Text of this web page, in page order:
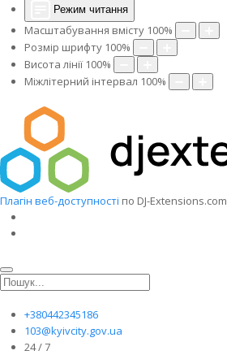
Режим читання
Масштабування вмісту 100%
Розмір шрифту 100%
Висота лінії 100%
Міжлітерний інтервал 100%
Плагін веб-доступності по DJ-Extensions.com
+380442345186
103@kyivcity.gov.ua
24 / 7